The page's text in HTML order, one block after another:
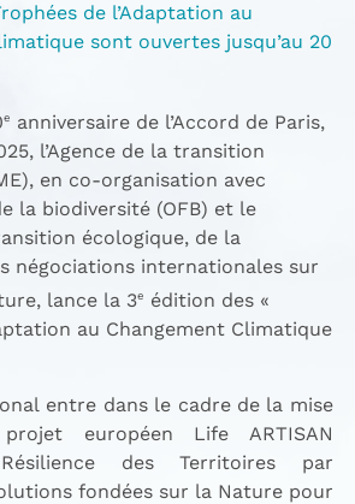
de l’Adaptation au
sont ouvertes jusqu’au 20
e
anniversaire de l’Accord de Paris,
l’Agence de la transition
en co-organisation avec
la biodiversité (OFB) et le
écologique, de la
négociations internationales sur
lance la 3e
édition des «
au Changement Climatique
entre dans le cadre de la mise
européen Life ARTISAN
des Territoires par
fondées sur la Nature pour